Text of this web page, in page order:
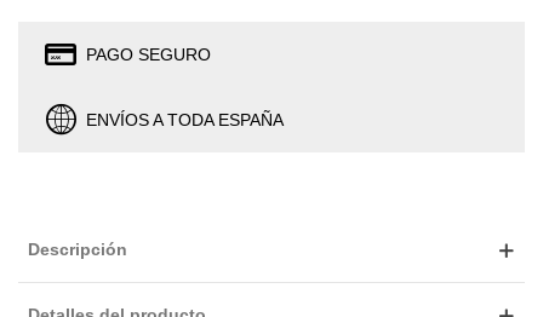
PAGO SEGURO
ENVÍOS A TODA ESPAÑA
Descripción